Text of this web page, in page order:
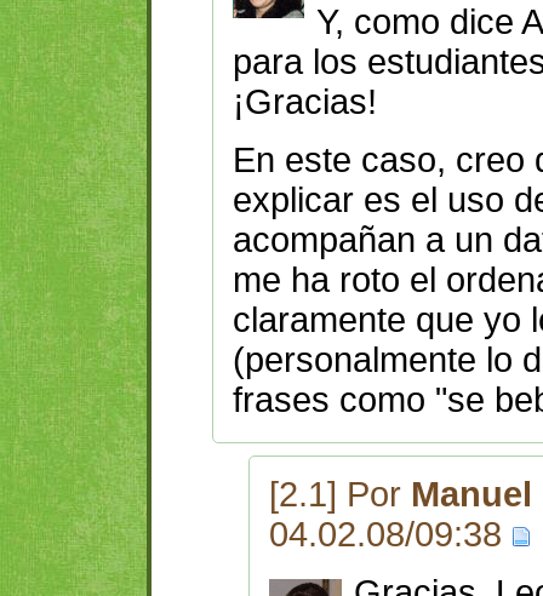
Y, como dice
para los
¡Gracias!
En este caso, creo
explicar es el uso
acompañan a un
me ha roto el
claramente que yo
(personalmente lo
frases como "se
[2.1] Por
04.02.08/09:38